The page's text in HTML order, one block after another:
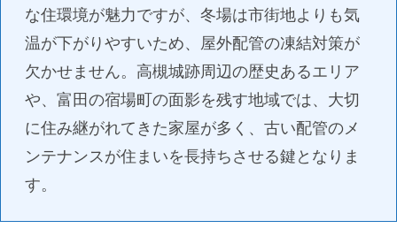
な住環境が魅力ですが、冬場は市街地よりも気
温が下がりやすいため、屋外配管の凍結対策が
欠かせません。高槻城跡周辺の歴史あるエリア
や、富田の宿場町の面影を残す地域では、大切
に住み継がれてきた家屋が多く、古い配管のメ
ンテナンスが住まいを長持ちさせる鍵となりま
す。